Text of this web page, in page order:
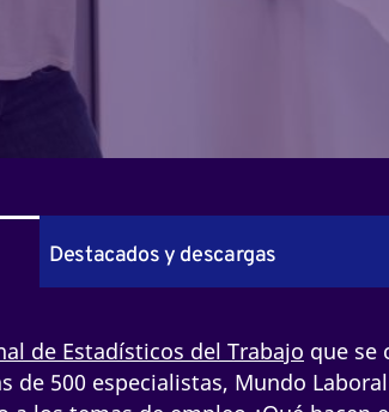
Destacados y descargas
de Estadísticos del Trabajo que se
de 500 especialistas, Mundo